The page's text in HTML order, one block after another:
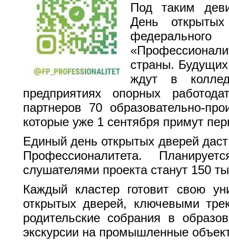
Под таким
День
страны.
ждут в
предприятиях опорных
партнеров 70 образовательно-
которые уже 1 сентября примут
Единый день открытых дверей
Профессионалитета.
слушателями проекта станут 150
Каждый кластер готовит свою
открытых дверей, ключевыми
родительские собрания в
экскурсии на промышленные